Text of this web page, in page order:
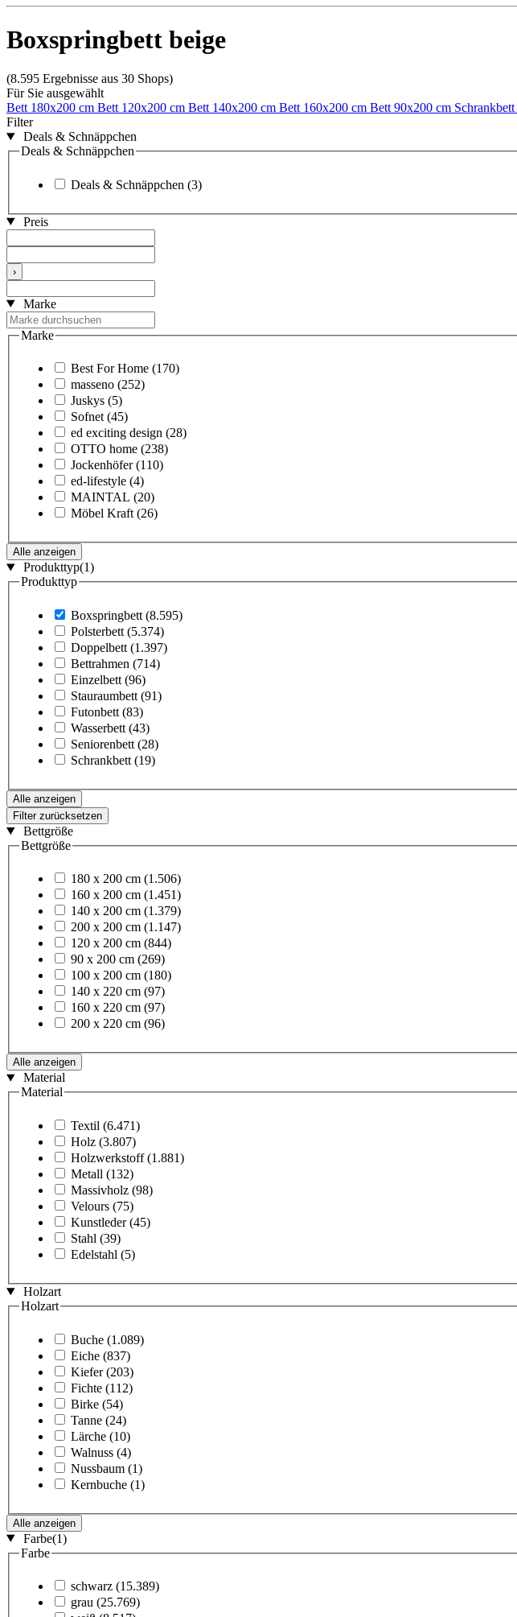
Boxspringbett beige
(8.595 Ergebnisse aus 30 Shops)
Für Sie ausgewählt
Bett 180x200 cm Bett 120x200 cm Bett 140x200 cm Bett 160x200 cm Bett 90x200 cm Schrankbett
Filter
Deals & Schnäppchen
Deals & Schnäppchen
Deals & Schnäppchen (3)
Preis
›
Marke
Marke
Best For Home (170)
masseno (252)
Juskys (5)
Sofnet (45)
ed exciting design (28)
OTTO home (238)
Jockenhöfer (110)
ed-lifestyle (4)
MAINTAL (20)
Möbel Kraft (26)
Alle anzeigen
Produkttyp(1)
Produkttyp
Boxspringbett (8.595)
Polsterbett (5.374)
Doppelbett (1.397)
Bettrahmen (714)
Einzelbett (96)
Stauraumbett (91)
Futonbett (83)
Wasserbett (43)
Seniorenbett (28)
Schrankbett (19)
Alle anzeigen
Filter zurücksetzen
Bettgröße
Bettgröße
180 x 200 cm (1.506)
160 x 200 cm (1.451)
140 x 200 cm (1.379)
200 x 200 cm (1.147)
120 x 200 cm (844)
90 x 200 cm (269)
100 x 200 cm (180)
140 x 220 cm (97)
160 x 220 cm (97)
200 x 220 cm (96)
Alle anzeigen
Material
Material
Textil (6.471)
Holz (3.807)
Holzwerkstoff (1.881)
Metall (132)
Massivholz (98)
Velours (75)
Kunstleder (45)
Stahl (39)
Edelstahl (5)
Holzart
Holzart
Buche (1.089)
Eiche (837)
Kiefer (203)
Fichte (112)
Birke (54)
Tanne (24)
Lärche (10)
Walnuss (4)
Nussbaum (1)
Kernbuche (1)
Alle anzeigen
Farbe(1)
Farbe
schwarz (15.389)
grau (25.769)